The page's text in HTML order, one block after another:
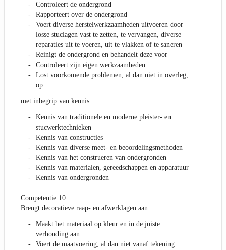
Controleert de ondergrond
Rapporteert over de ondergrond
Voert diverse herstelwerkzaamheden uitvoeren door
losse stuclagen vast te zetten, te vervangen, diverse
reparaties uit te voeren, uit te vlakken of te saneren
Reinigt de ondergrond en behandelt deze voor
Controleert zijn eigen werkzaamheden
Lost voorkomende problemen, al dan niet in overleg,
op
met inbegrip van kennis:
Kennis van traditionele en moderne pleister- en
stucwerktechnieken
Kennis van constructies
Kennis van diverse meet- en beoordelingsmethoden
Kennis van het construeren van ondergronden
Kennis van materialen, gereedschappen en apparatuur
Kennis van ondergronden
Competentie 10:
Brengt decoratieve raap- en afwerklagen aan
Maakt het materiaal op kleur en in de juiste
verhouding aan
Voert de maatvoering, al dan niet vanaf tekening